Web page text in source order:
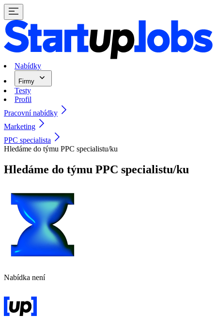
Nabídky
Firmy
Testy
Profil
Pracovní nabídky
Marketing
PPC specialista
Hledáme do týmu PPC specialistu/​ku
Hledáme do týmu PPC specialistu/​ku
Nabídka není